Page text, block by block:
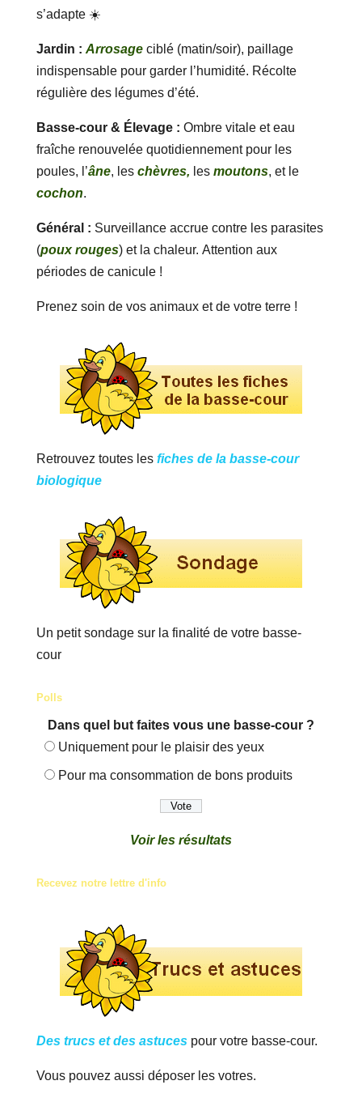
s’adapte ☀️
Jardin : Arrosageciblé (matin/soir), paillage
indispensable pour garder l’humidité. Récolte
régulière des légumes d’été.
Basse-cour & Élevage : Ombre vitale et eau
fraîche renouvelée quotidiennement pour les
poules, l’âne, les chèvres, les moutons, et le
cochon.
Général : Surveillance accrue contre les parasites
(poux rouges) et la chaleur. Attention aux
périodes de canicule !
Prenez soin de vos animaux et de votre terre !
Retrouvez toutes les fiches de la basse-cour
biologique
Un petit sondage sur la finalité de votre basse-
cour
Polls
Dans quel but faites vous une basse-cour ?
Uniquement pour le plaisir des yeux
Pour ma consommation de bons produits
Voir les résultats
Recevez notre lettre d'info
Des trucs et des astucespour votre basse-cour.
Vous pouvez aussi déposer les votres.